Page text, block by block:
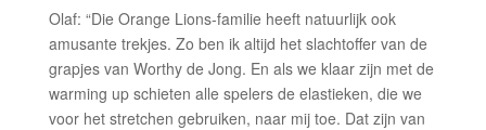
Olaf: “Die Orange Lions-familie heeft natuurlijk ook
amusante trekjes. Zo ben ik altijd het slachtoffer van de
grapjes van Worthy de Jong. En als we klaar zijn met de
warming up schieten alle spelers de elastieken, die we
voor het stretchen gebruiken, naar mij toe. Dat zijn van